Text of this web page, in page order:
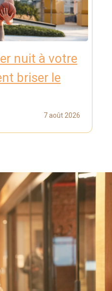
nuit à votre
briser le
7 août 2026